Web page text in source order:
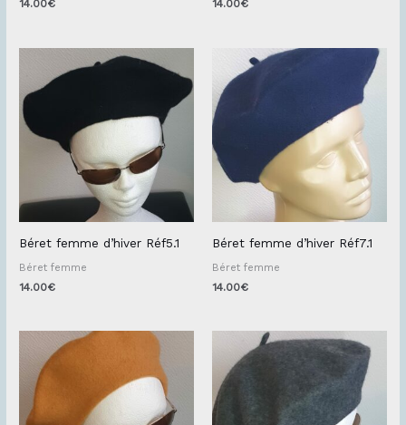
14.00€
14.00€
Béret femme d’hiver Réf5.1
Béret femme
14.00€
Béret femme d’hiver Réf7.1
Béret femme
14.00€